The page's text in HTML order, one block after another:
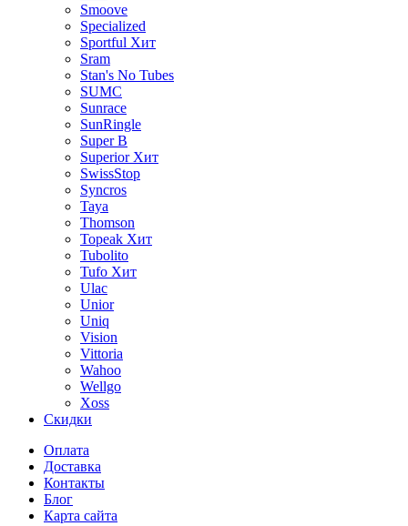
Smoove
Specialized
Sportful Хит
Sram
Stan's No Tubes
SUMC
Sunrace
SunRingle
Super B
Superior Хит
SwissStop
Syncros
Taya
Thomson
Topeak Хит
Tubolito
Tufo Хит
Ulac
Unior
Uniq
Vision
Vittoria
Wahoo
Wellgo
Xoss
Скидки
Оплата
Доставка
Контакты
Блог
Карта сайта